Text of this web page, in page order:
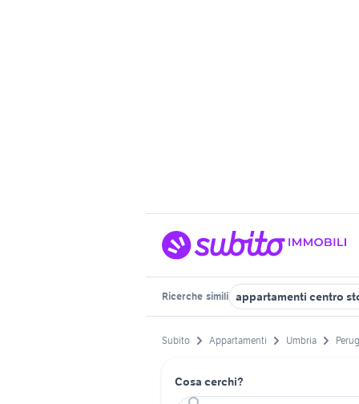
Ricerche simili appartamenti centro
Subito Appartamenti Umbria
Cosa cerchi?